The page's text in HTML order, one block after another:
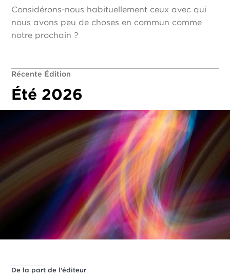
Considérons-nous habituellement ceux avec qui
nous avons peu de choses en commun comme
notre prochain ?
Récente Édition
Été 2026
De la part de l'éditeur